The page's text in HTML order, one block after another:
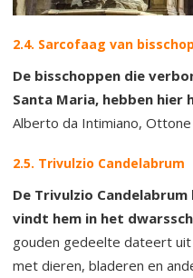
2.4. Sarcofaag van
De bisschoppen die
Santa Maria, hebben hier
Alberto da Intimiano, Ottone
2.5. Trivulzio Candelabrum
De Trivulzio
vindt hem in het
gouden gedeelte dateert
met dieren, bladeren en